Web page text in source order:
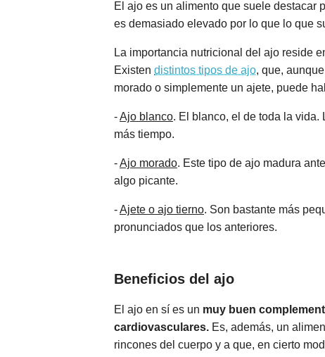
El ajo es un alimento que suele destacar
es demasiado elevado por lo que lo que
La importancia nutricional del ajo reside
Existen distintos tipos de ajo, que,
morado o simplemente un ajete, puede
-Ajo blanco. El blanco, el de toda la vida.
más tiempo.
-Ajo morado. Este tipo de ajo madura
algo picante.
-Ajete o ajo tierno. Son bastante más
pronunciados que los anteriores.
Beneficios del ajo
El ajo en sí es un muy buen
cardiovasculares. Es, además, un
rincones del cuerpo y a que, en cierto